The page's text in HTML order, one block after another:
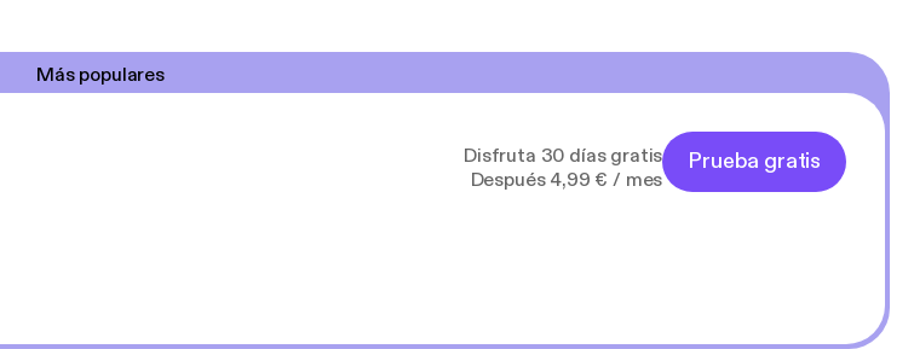
Más populares
Disfruta 30 días gratis
Después 4,99 € / mes
Prueba gratis